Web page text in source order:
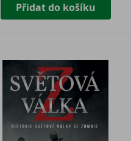
Přidat do košíku